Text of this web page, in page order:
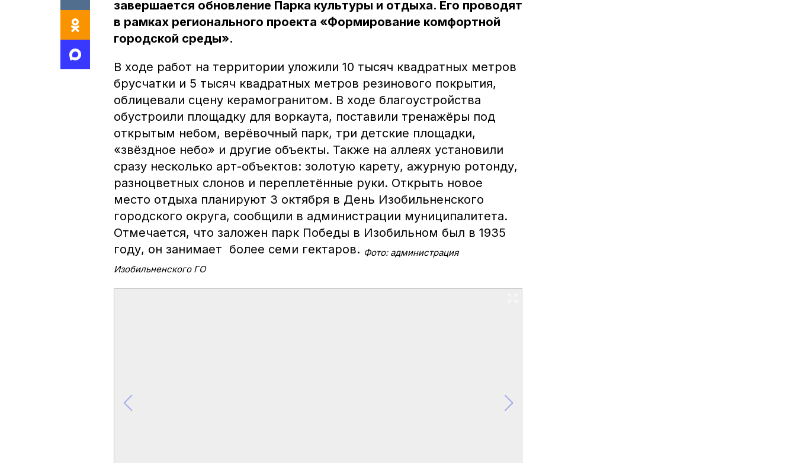
завершается обновление Парка культуры и отдыха. Его проводят
в рамках регионального проекта «Формирование комфортной
городской среды».
В ходе работ на территории уложили 10 тысяч квадратных метров
брусчатки и 5 тысяч квадратных метров резинового покрытия,
облицевали сцену керамогранитом. В ходе благоустройства
обустроили площадку для воркаута, поставили тренажёры под
открытым небом, верёвочный парк, три детские площадки,
«звёздное небо» и другие объекты. Также на аллеях установили
сразу несколько арт-объектов: золотую карету, ажурную ротонду,
разноцветных слонов и переплетённые руки. Открыть новое
место отдыха планируют 3 октября в День Изобильненского
городского округа, сообщили в администрации муниципалитета.
Отмечается, что заложен парк Победы в Изобильном был в 1935
году, он занимает более семи гектаров. Фото: администрация
Изобильненского ГО